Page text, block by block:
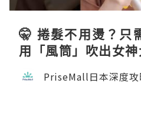
🤫 捲髮不用燙？只
用「風筒」吹出女神
PriseMall日本深度攻